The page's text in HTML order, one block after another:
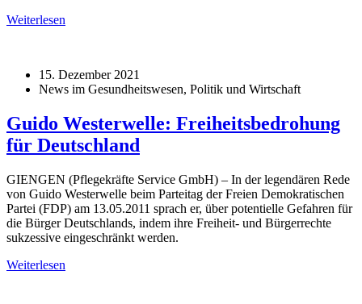
Weiterlesen
15. Dezember 2021
News im Gesundheitswesen, Politik und Wirtschaft
Guido Westerwelle: Freiheitsbedrohung
für Deutschland
GIENGEN (Pflegekräfte Service GmbH) – In der legendären Rede
von Guido Westerwelle beim Parteitag der Freien Demokratischen
Partei (FDP) am 13.05.2011 sprach er, über potentielle Gefahren für
die Bürger Deutschlands, indem ihre Freiheit- und Bürgerrechte
sukzessive eingeschränkt werden.
Weiterlesen